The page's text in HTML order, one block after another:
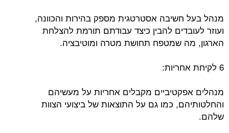
מנהל בעל חשיבה אסטרטגית מספק בהירות והכוונה,
ועוזר לעובדים להבין כיצד עבודתם תורמת להצלחת
הארגון, מה שמטפח תחושת מטרה ומוטיבציה.
6 לקיחת אחריות:
מנהלים אפקטיביים מקבלים אחריות על מעשיהם
והחלטותיהם, כמו גם על התוצאות של ביצועי הצוות
שלהם.